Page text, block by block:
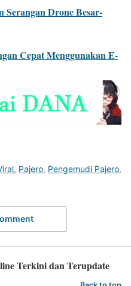
Serangan Drone Besar-
Cepat Menggunakan E-
, Pajero, Pengemudi Pajero,
Terkini dan Terupdate